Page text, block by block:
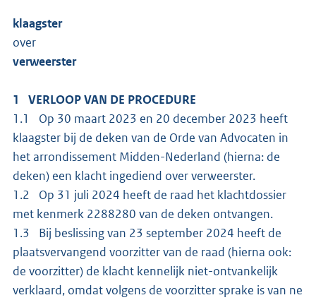
klaagster
over
verweerster
1 VERLOOP VAN DE PROCEDURE
1.1 Op 30 maart 2023 en 20 december 2023 heeft
klaagster bij de deken van de Orde van Advocaten in
het arrondissement Midden-Nederland (hierna: de
deken) een klacht ingediend over verweerster.
1.2 Op 31 juli 2024 heeft de raad het klachtdossier
met kenmerk 2288280 van de deken ontvangen.
1.3 Bij beslissing van 23 september 2024 heeft de
plaatsvervangend voorzitter van de raad (hierna ook:
de voorzitter) de klacht kennelijk niet-ontvankelijk
verklaard, omdat volgens de voorzitter sprake is van ne